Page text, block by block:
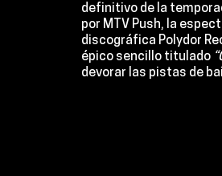
definitivo de la
por MTV Push, la
discográfica Polydor
épico sencillo titulado
devorar las pistas de